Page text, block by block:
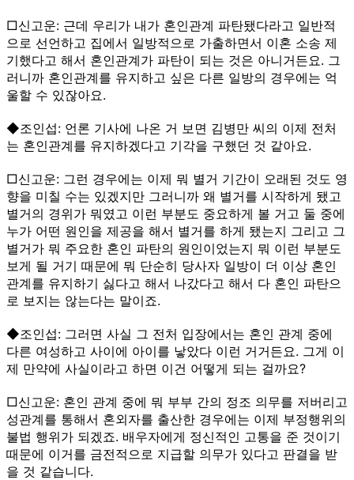
□신고운: 근데 우리가 내가 혼인관계 파탄됐다라고 일반적
으로 선언하고 집에서 일방적으로 가출하면서 이혼 소송 제
기했다고 해서 혼인관계가 파탄이 되는 것은 아니거든요. 그
러니까 혼인관계를 유지하고 싶은 다른 일방의 경우에는 억
울할 수 있잖아요.
◆조인섭: 언론 기사에 나온 거 보면 김병만 씨의 이제 전처
는 혼인관계를 유지하겠다고 기각을 구했던 것 같아요.
□신고운: 그런 경우에는 이제 뭐 별거 기간이 오래된 것도 영
향을 미칠 수는 있겠지만 그러니까 왜 별거를 시작하게 됐고
별거의 경위가 뭐였고 이런 부분도 중요하게 볼 거고 둘 중에
누가 어떤 원인을 제공을 해서 별거를 하게 됐는지 그리고 그
별거가 뭐 주요한 혼인 파탄의 원인이었는지 뭐 이런 부분도
보게 될 거기 때문에 뭐 단순히 당사자 일방이 더 이상 혼인
관계를 유지하기 싫다고 해서 나갔다고 해서 다 혼인 파탄으
로 보지는 않는다는 말이죠.
◆조인섭: 그러면 사실 그 전처 입장에서는 혼인 관계 중에
다른 여성하고 사이에 아이를 낳았다 이런 거거든요. 그게 이
제 만약에 사실이라고 하면 이건 어떻게 되는 걸까요?
□신고운: 혼인 관계 중에 뭐 부부 간의 정조 의무를 저버리고
성관계를 통해서 혼외자를 출산한 경우에는 이제 부정행위의
불법 행위가 되겠죠. 배우자에게 정신적인 고통을 준 것이기
때문에 이거를 금전적으로 지급할 의무가 있다고 판결을 받
을 것 같습니다.